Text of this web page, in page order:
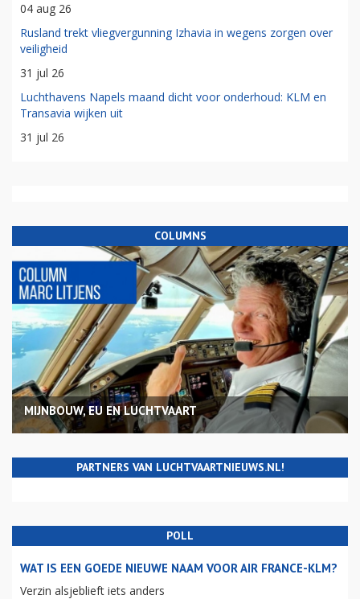
04 aug 26
Rusland trekt vliegvergunning Izhavia in wegens zorgen over
veiligheid
31 jul 26
Luchthavens Napels maand dicht voor onderhoud: KLM en
Transavia wijken uit
31 jul 26
COLUMNS
MIJNBOUW, EU EN LUCHTVAART
PARTNERS VAN LUCHTVAARTNIEUWS.NL!
POLL
WAT IS EEN GOEDE NIEUWE NAAM VOOR AIR FRANCE-KLM?
Verzin alsjeblieft iets anders